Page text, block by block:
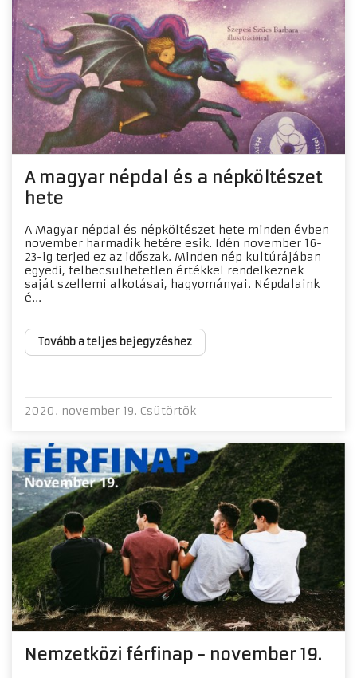
A magyar népdal és a népköltészet
hete
​A Magyar népdal és népköltészet hete minden évben
november harmadik hetére esik. Idén november 16-
23-ig terjed ez az időszak. Minden nép kultúrájában
egyedi, felbecsülhetetlen értékkel rendelkeznek
saját szellemi alkotásai, hagyományai. Népdalaink
é...
Tovább a teljes bejegyzéshez
2020. november 19. Csütörtök
Nemzetközi férfinap - november 19.